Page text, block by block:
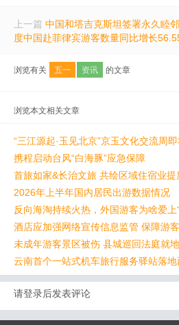
上一篇 中国和塔吉克斯坦签署永久睦
度中国赴菲律宾游客数量同比增长
浏览有关 五一 资讯 的文章
浏览本文相关文章
“三江源起·玉见北京”京玉文化交流周
携程启动台风“白海豚”应急保障
首旅如家&长治文旅 共绘区域住宿业提
2026年上半年国内居民出游数据情况
反向海淘持续火热，外国游客为啥爱上
酒店应加强网络宣传信息监管 保障游
未成年游客景区被伤 县城巡回法庭就
云南首个一站式机车旅行服务驿站落
请登录后发表评论